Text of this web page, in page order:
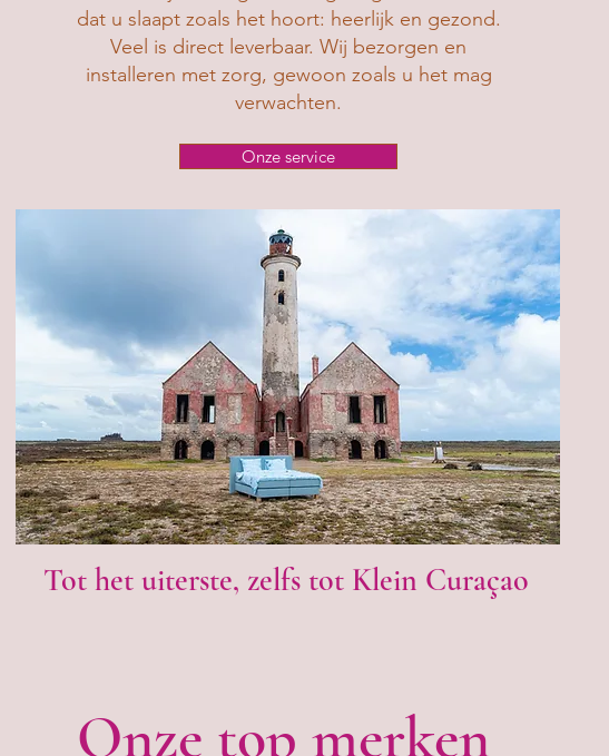
dat u slaapt zoals het hoort: heerlijk en gezond.
Veel is direct leverbaar. Wij bezorgen en
installeren met zorg, gewoon zoals u het mag
verwachten.
Onze service
Tot het uiterste, zelfs tot Klein Curaçao
Onze top merken